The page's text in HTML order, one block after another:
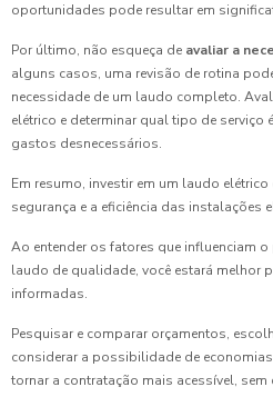
oportunidades pode resultar em
Por último, não esqueça de avaliar a
alguns casos, uma revisão de rotina
necessidade de um laudo completo.
elétrico e determinar qual tipo de serviço
gastos desnecessários.
Em resumo, investir em um laudo
segurança e a eficiência das instalações
Ao entender os fatores que influenciam o
laudo de qualidade, você estará melhor
informadas.
Pesquisar e comparar orçamentos,
considerar a possibilidade de
tornar a contratação mais acessível,